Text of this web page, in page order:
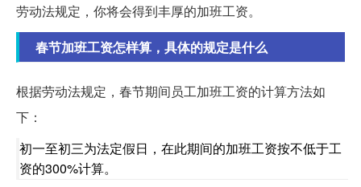
劳动法规定，你将会得到丰厚的加班工资。
春节加班工资怎样算，具体的规定是什么
根据劳动法规定，春节期间员工加班工资的计算方法如
下：
初一至初三为法定假日，在此期间的加班工资按不低于工
资的300%计算。